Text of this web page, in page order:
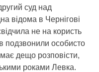
суд над
відома в Чернігові
не на користь
подзвонили особисто
дещо розповісти,
роками Левка.